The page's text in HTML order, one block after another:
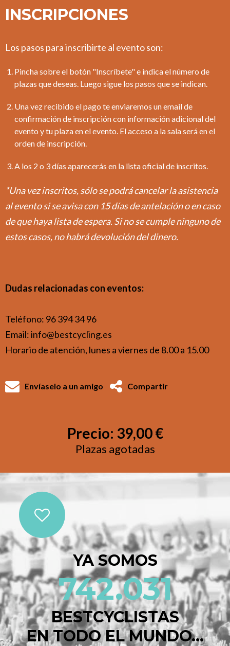
INSCRIPCIONES
Los pasos para inscribirte al evento son:
Pincha sobre el botón "Inscríbete" e indica el número de
plazas que deseas. Luego sigue los pasos que se indican.
Una vez recibido el pago te enviaremos un email de
confirmación de inscripción con información adicional del
evento y tu plaza en el evento. El acceso a la sala será en el
orden de inscripción.
A los 2 o 3 días aparecerás en la lista oficial de inscritos.
*Una vez inscritos, sólo se podrá cancelar la asistencia
al evento si se avisa con 15 días de antelación o en caso
de que haya lista de espera. Si no se cumple ninguno de
estos casos, no habrá devolución del dinero.
Dudas relacionadas con eventos:
Teléfono: 96 394 34 96
Email: info@bestcycling.es
Horario de atención, lunes a viernes de 8.00 a 15.00
Envíaselo a un amigo Compartir
Precio: 39,00 €
Plazas agotadas
YA SOMOS
742.031
BESTCYCLISTAS
EN TODO EL MUNDO...